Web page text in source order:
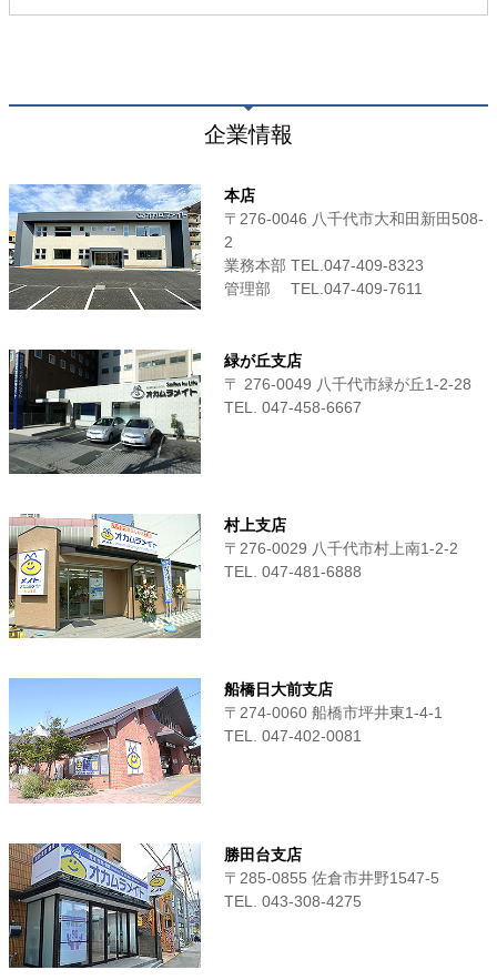
企業情報
本店
〒276-0046 八千代市大和田新田508-
2
業務本部 TEL.047-409-8323
管理部 TEL.047-409-7611
緑が丘支店
〒 276-0049 八千代市緑が丘1-2-28
TEL. 047-458-6667
村上支店
〒276-0029 八千代市村上南1-2-2
TEL. 047-481-6888
船橋日大前支店
〒274-0060 船橋市坪井東1-4-1
TEL. 047-402-0081
勝田台支店
〒285-0855 佐倉市井野1547-5
TEL. 043-308-4275